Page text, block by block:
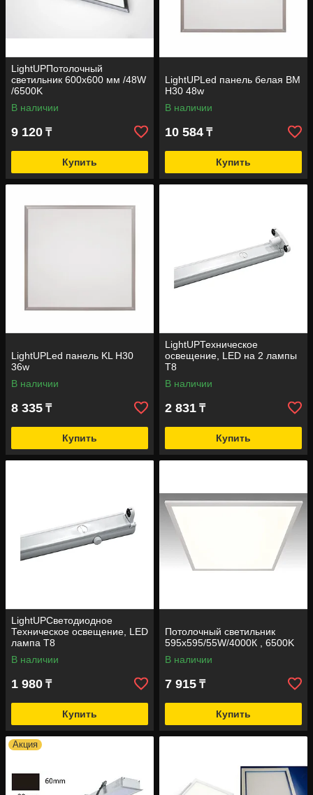
LightUPПотолочный
светильник 600х600 мм /48W
/6500K
В наличии
9 120 ₸
Купить
LightUPLed панель белая BM
H30 48w
В наличии
10 584 ₸
Купить
LightUPLed панель KL H30
36w
В наличии
8 335 ₸
Купить
LightUPТехническое
освещение, LED на 2 лампы
Т8
В наличии
2 831 ₸
Купить
LightUPСветодиодное
Техническое освещение, LED
лампа Т8
В наличии
1 980 ₸
Купить
Потолочный светильник
595х595/55W/4000К , 6500K
В наличии
7 915 ₸
Купить
Акция